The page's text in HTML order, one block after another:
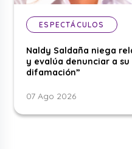
ESPECTÁCULOS
Naldy Saldaña niega
y evalúa denunciar a su
difamación”
07 Ago 2026